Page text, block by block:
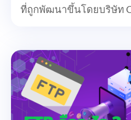
ที่ถูกพัฒนาขึ้นโดยบริษัท